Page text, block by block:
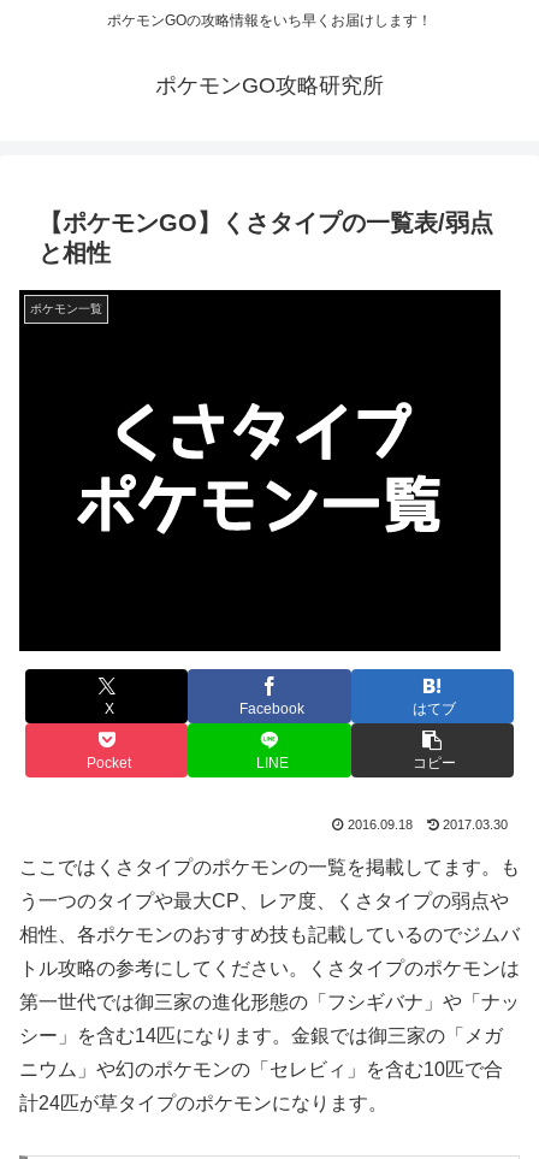
ポケモンGOの攻略情報をいち早くお届けします！
ポケモンGO攻略研究所
【ポケモンGO】くさタイプの一覧表/弱点
と相性
ポケモン一覧
X Facebook はてブ
Pocket LINE コピー
2016.09.18 2017.03.30
ここではくさタイプのポケモンの一覧を掲載してます。も
う一つのタイプや最大CP、レア度、くさタイプの弱点や
相性、各ポケモンのおすすめ技も記載しているのでジムバ
トル攻略の参考にしてください。くさタイプのポケモンは
第一世代では御三家の進化形態の「フシギバナ」や「ナッ
シー」を含む14匹になります。金銀では御三家の「メガ
ニウム」や幻のポケモンの「セレビィ」を含む10匹で合
計24匹が草タイプのポケモンになります。